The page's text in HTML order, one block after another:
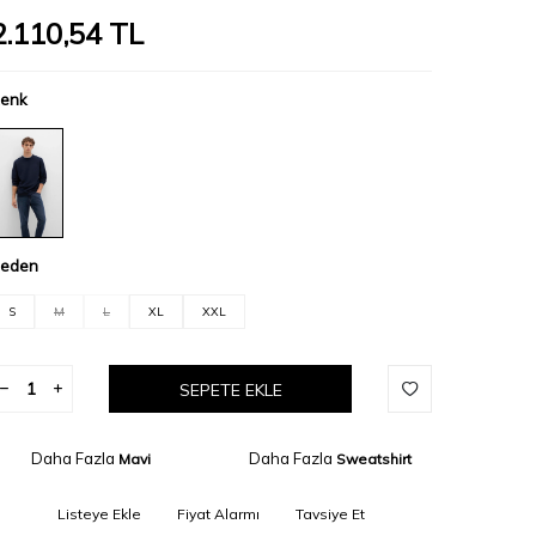
TL
S M L XL XXL
SEPETE EKLE
Daha Fazla Mavi Daha Fazla Sweatshirt
Listeye Ekle Fiyat Alarmı Tavsiye Et